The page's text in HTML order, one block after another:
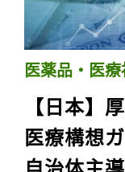
医薬品・医
【日本】
医療構想